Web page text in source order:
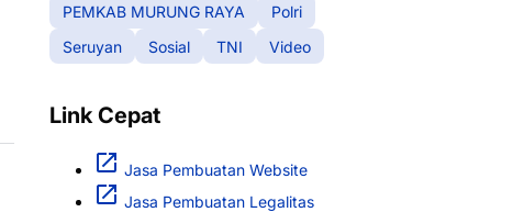
PEMKAB MURUNG RAYA
Polri
Seruyan
Sosial TNI Video
Link Cepat
Jasa Pembuatan Website
Jasa Pembuatan Legalitas